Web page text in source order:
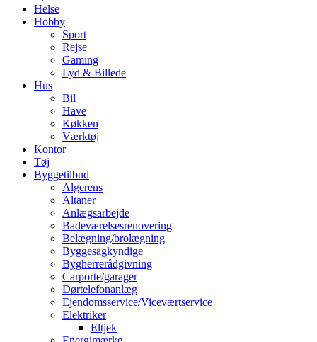
Helse
Hobby
Sport
Rejse
Gaming
Lyd & Billede
Hus
Bil
Have
Køkken
Værktøj
Kontor
Tøj
Byggetilbud
Algerens
Altaner
Anlægsarbejde
Badeværelsesrenovering
Belægning/brolægning
Byggesagkyndige
Bygherrerådgivning
Carporte/garager
Dørtelefonanlæg
Ejendomsservice/Viceværtservice
Elektriker
Eltjek